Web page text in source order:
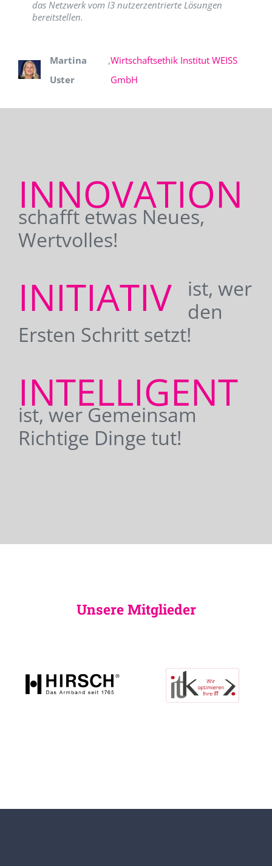
das Netzwerk vom I3 nutzerzentrierte Lösungen
bereitstellen.
Martina
Uster
,Wirtschaftsethik Institut WEISS
GmbH
INNOVATION
schafft etwas Neues,
Wertvolles!
INITIATIV
ist, wer
den
Ersten Schritt setzt!
INTELLIGENT
ist, wer Gemeinsam
Richtige Dinge tut!
Unsere Mitglieder